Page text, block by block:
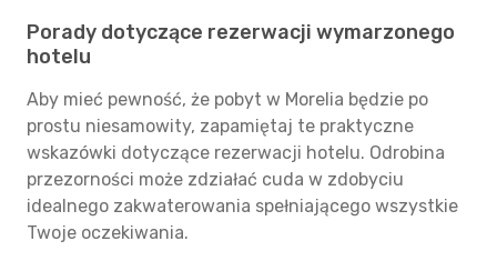
Porady dotyczące rezerwacji wymarzonego
hotelu
Aby mieć pewność, że pobyt w Morelia będzie po
prostu niesamowity, zapamiętaj te praktyczne
wskazówki dotyczące rezerwacji hotelu. Odrobina
przezorności może zdziałać cuda w zdobyciu
idealnego zakwaterowania spełniającego wszystkie
Twoje oczekiwania.